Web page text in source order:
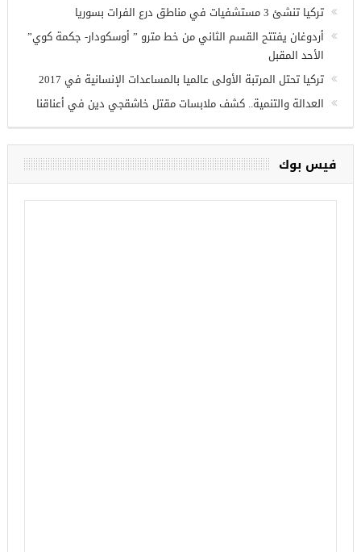
تركيا تنشئ 3 مستشفيات في مناطق درع الفرات بسوريا
أردوغان يفتتح القسم الثاني من خط مترو ” أوسكودار- جكمة كوي”
الأحد المقبل
تركيا تحتل المرتبة الأولى عالميا بالمساعدات الإنسانية في 2017
العدالة والتنمية.. كشف ملابسات مقتل خاشقجي دين في أعناقنا
فيس بوك